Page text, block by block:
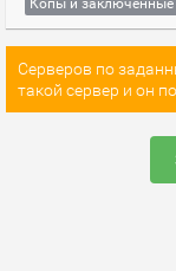
Копы и заключённые
Серверов по
такой сервер и он